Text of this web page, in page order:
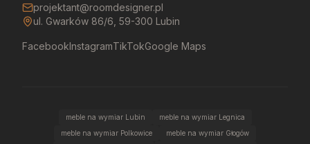
projektant@roomdesigner.pl
ul. Gwarków 86/6, 59-300 Lubin
FacebookInstagramTikTokGoogle Maps
meble na wymiar Lubin
meble na wymiar Legnica
meble na wymiar Polkowice
meble na wymiar Głogów